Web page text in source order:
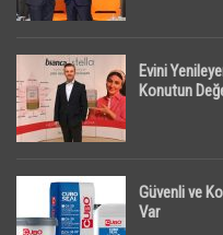
Evini
Konutun
Güvenli ve
Var